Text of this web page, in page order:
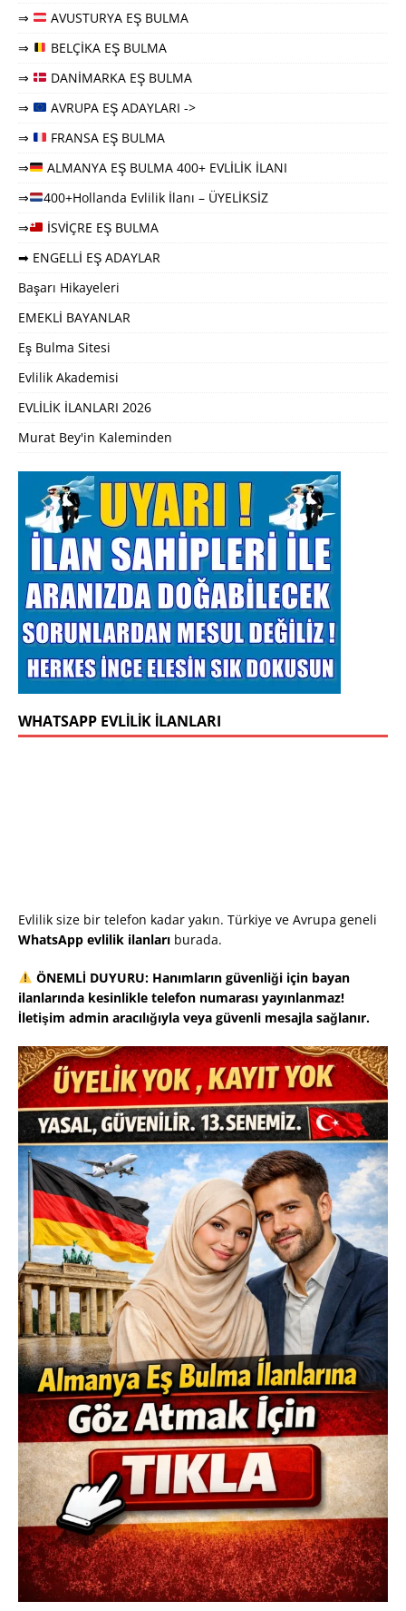
⇒
AVUSTURYA EŞ BULMA
⇒
BELÇİKA EŞ BULMA
⇒
DANİMARKA EŞ BULMA
⇒
AVRUPA EŞ ADAYLARI ->
⇒
FRANSA EŞ BULMA
⇒
ALMANYA EŞ BULMA 400+ EVLİLİK İLANI
⇒
400+Hollanda Evlilik İlanı – ÜYELİKSİZ
⇒
İSVİÇRE EŞ BULMA
➡ ENGELLİ EŞ ADAYLAR
Başarı Hikayeleri
EMEKLİ BAYANLAR
Eş Bulma Sitesi
Evlilik Akademisi
EVLİLİK İLANLARI 2026
Murat Bey'in Kaleminden
WHATSAPP EVLILIK İLANLARI
Evlilik size bir telefon kadar yakın. Türkiye ve Avrupa geneli
WhatsApp evlilik ilanları burada.
ÖNEMLİ DUYURU: Hanımların güvenliği için bayan
ilanlarında kesinlikle telefon numarası yayınlanmaz!
İletişim admin aracılığıyla veya güvenli mesajla sağlanır.